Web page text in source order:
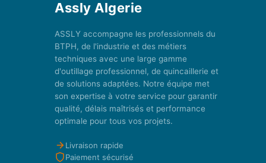
Assly Algerie
ASSLY accompagne les professionnels du
BTPH, de l'industrie et des métiers
techniques avec une large gamme
d'outillage professionnel, de quincaillerie et
de solutions adaptées. Notre équipe met
son expertise à votre service pour garantir
qualité, délais maîtrisés et performance
optimale pour tous vos projets.
Livraison rapide
Paiement sécurisé